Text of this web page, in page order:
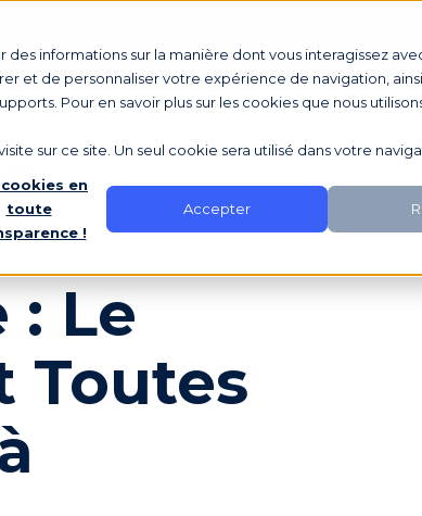
informations sur la manière dont vous interagissez
et de personnaliser votre expérience de navigation,
Pour en savoir plus sur les cookies que nous
sur ce site. Un seul cookie sera utilisé dans votre
cookies en
toute
!
Accepter
Écosystème Ressources
Le
Toutes